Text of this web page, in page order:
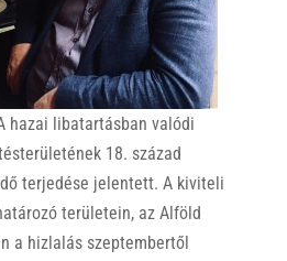
hazai libatartásban valódi
18. század
terjedése jelentett. A kiviteli
területein, az Alföld
a hizlalás szeptembertől